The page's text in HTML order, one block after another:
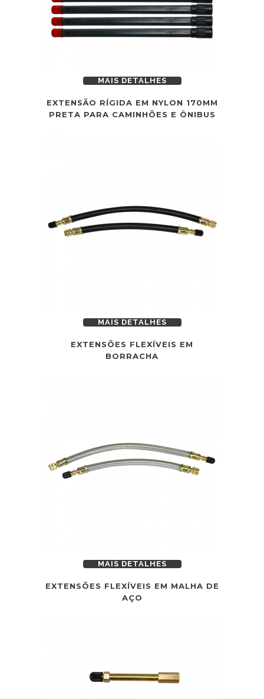
MAIS DETALHES
EXTENSÃO RÍGIDA EM NYLON 170MM
PRETA PARA CAMINHÕES E ÔNIBUS
MAIS DETALHES
EXTENSÕES FLEXÍVEIS EM
BORRACHA
MAIS DETALHES
EXTENSÕES FLEXÍVEIS EM MALHA DE
AÇO